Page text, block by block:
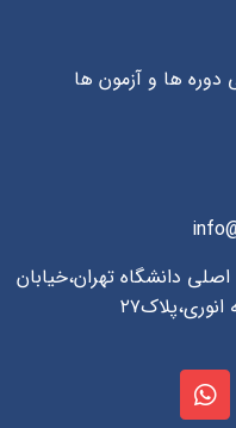
دوره ها و آزمون ها
دانشگاه تهران،خیابان